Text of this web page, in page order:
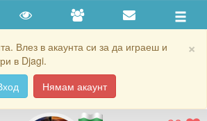
×
Влез в акаунта си за да играеш и
в Djagi.
Нямам акаунт